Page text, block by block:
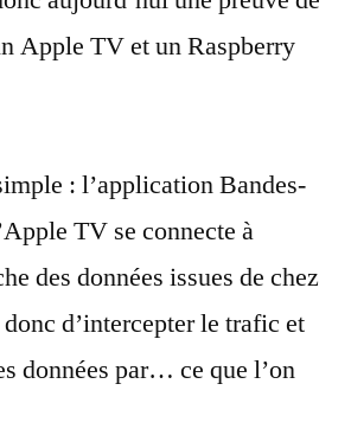
Apple TV et un Raspberry
: l’application Bandes-
TV se connecte à
des données issues de chez
d’intercepter le trafic et
données par… ce que l’on